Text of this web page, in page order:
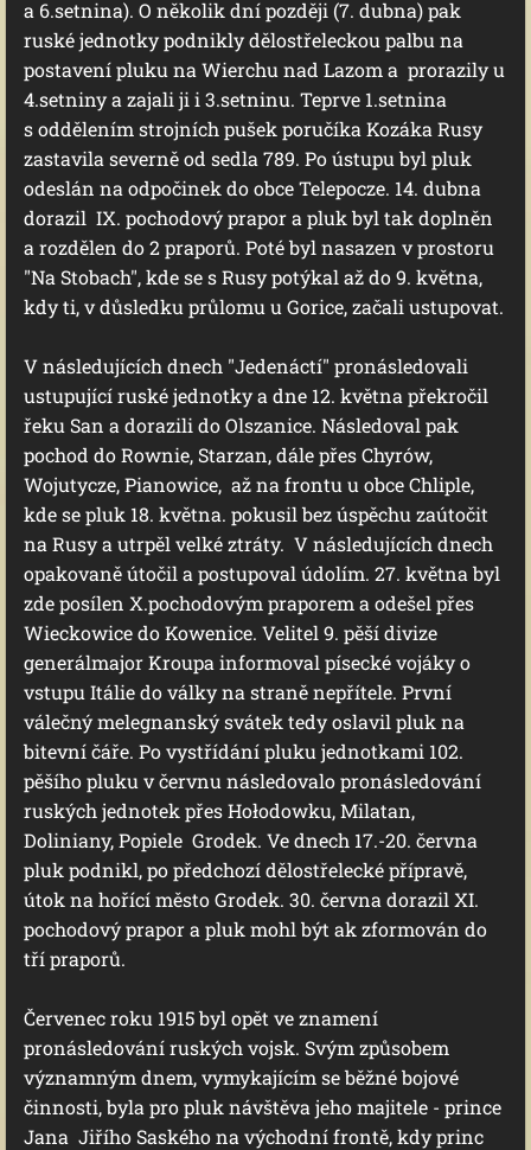
a 6.setnina). O několik dní později (7. dubna) pak
ruské jednotky podnikly dělostřeleckou palbu na
postavení pluku na Wierchu nad Lazom a prorazily u
4.setniny a zajali ji i 3.setninu. Teprve 1.setnina
s oddělením strojních pušek poručíka Kozáka Rusy
zastavila severně od sedla 789. Po ústupu byl pluk
odeslán na odpočinek do obce Telepocze. 14. dubna
dorazil IX. pochodový prapor a pluk byl tak doplněn
a rozdělen do 2 praporů. Poté byl nasazen v prostoru
"Na Stobach", kde se s Rusy potýkal až do 9. května,
kdy ti, v důsledku průlomu u Gorice, začali ustupovat.
V následujících dnech "Jedenáctí" pronásledovali
ustupující ruské jednotky a dne 12. května překročil
řeku San a dorazili do Olszanice. Následoval pak
pochod do Rownie, Starzan, dále přes Chyrów,
Wojutycze, Pianowice, až na frontu u obce Chliple,
kde se pluk 18. května. pokusil bez úspěchu zaútočit
na Rusy a utrpěl velké ztráty. V následujících dnech
opakovaně útočil a postupoval údolím. 27. května byl
zde posílen X.pochodovým praporem a odešel přes
Wieckowice do Kowenice. Velitel 9. pěší divize
generálmajor Kroupa informoval písecké vojáky o
vstupu Itálie do války na straně nepřítele. První
válečný melegnanský svátek tedy oslavil pluk na
bitevní čáře. Po vystřídání pluku jednotkami 102.
pěšího pluku v červnu následovalo pronásledování
ruských jednotek přes Hołodowku, Milatan,
Doliniany, Popiele Grodek. Ve dnech 17.-20. června
pluk podnikl, po předchozí dělostřelecké přípravě,
útok na hořící město Grodek. 30. června dorazil XI.
pochodový prapor a pluk mohl být ak zformován do
tří praporů.
Červenec roku 1915 byl opět ve znamení
pronásledování ruských vojsk. Svým způsobem
významným dnem, vymykajícím se běžné bojové
činnosti, byla pro pluk návštěva jeho majitele - prince
Jana Jiřího Saského na východní frontě, kdy princ